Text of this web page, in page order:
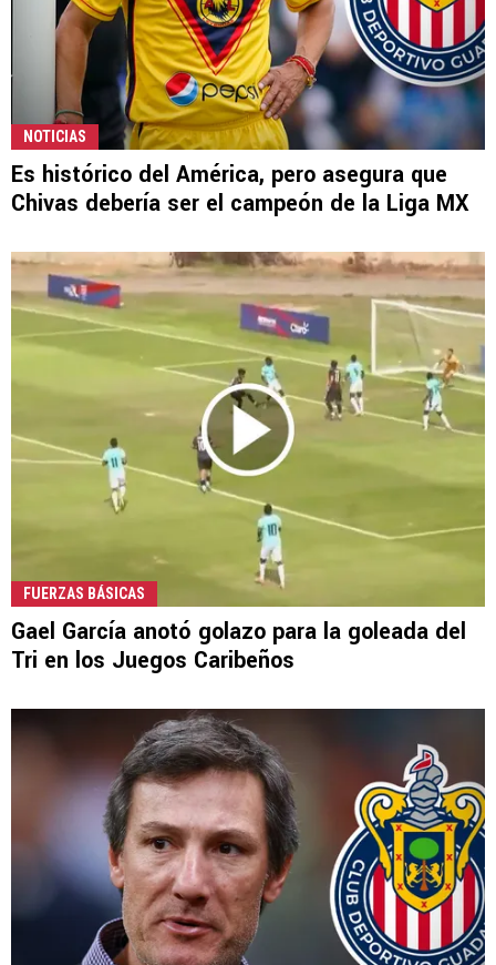
NOTICIAS
Es histórico del América, pero asegura que
Chivas debería ser el campeón de la Liga MX
FUERZAS BÁSICAS
Gael García anotó golazo para la goleada del
Tri en los Juegos Caribeños